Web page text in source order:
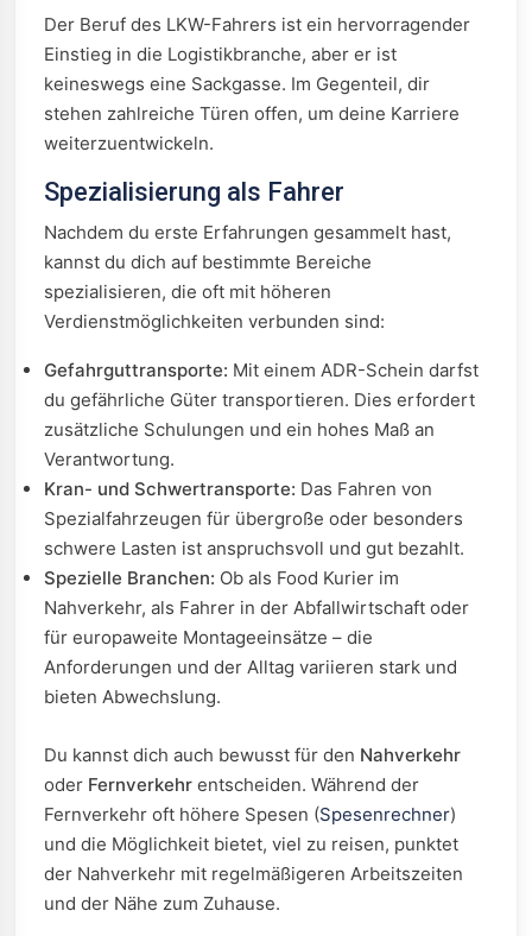
Der Beruf des LKW-Fahrers ist ein hervorragender
Einstieg in die Logistikbranche, aber er ist
keineswegs eine Sackgasse. Im Gegenteil, dir
stehen zahlreiche Türen offen, um deine Karriere
weiterzuentwickeln.
Spezialisierung als Fahrer
Nachdem du erste Erfahrungen gesammelt hast,
kannst du dich auf bestimmte Bereiche
spezialisieren, die oft mit höheren
Verdienstmöglichkeiten verbunden sind:
Gefahrguttransporte: Mit einem ADR-Schein darfst
du gefährliche Güter transportieren. Dies erfordert
zusätzliche Schulungen und ein hohes Maß an
Verantwortung.
Kran- und Schwertransporte: Das Fahren von
Spezialfahrzeugen für übergroße oder besonders
schwere Lasten ist anspruchsvoll und gut bezahlt.
Spezielle Branchen: Ob als Food Kurier im
Nahverkehr, als Fahrer in der Abfallwirtschaft oder
für europaweite Montageeinsätze – die
Anforderungen und der Alltag variieren stark und
bieten Abwechslung.
Du kannst dich auch bewusst für den Nahverkehr
oder Fernverkehr entscheiden. Während der
Fernverkehr oft höhere Spesen (Spesenrechner)
und die Möglichkeit bietet, viel zu reisen, punktet
der Nahverkehr mit regelmäßigeren Arbeitszeiten
und der Nähe zum Zuhause.